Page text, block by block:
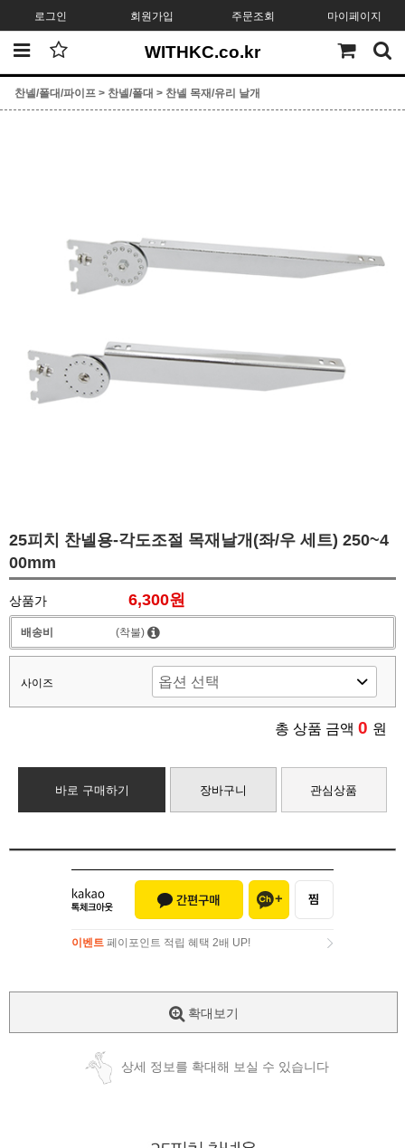
로그인 회원가입 주문조회 마이페이지
WITHKC.co.kr
찬넬/폴대/파이프 > 찬넬/폴대 > 찬넬 목재/유리 날개
25피치 찬넬용-각도조절 목재날개(좌/우 세트) 250~4
00mm
상품가 6,300원
배송비 (착불)
사이즈
총 상품 금액 0 원
바로 구매하기 장바구니 관심상품
이벤트 페이포인트 적립 혜택 2배 UP!
확대보기
상세 정보를 확대해 보실 수 있습니다